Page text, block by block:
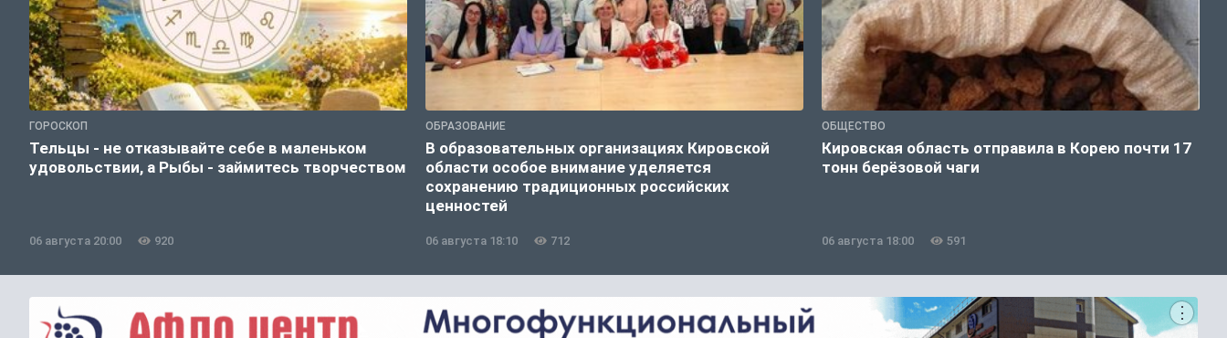
ГОРОСКОП
Тельцы - не отказывайте себе в маленьком
удовольствии, а Рыбы - займитесь творчеством
06 августа 20:00 920
ОБРАЗОВАНИЕ
В образовательных организациях Кировской
области особое внимание уделяется
сохранению традиционных российских
ценностей
06 августа 18:10 712
ОБЩЕСТВО
Кировская область отправила в Корею почти 17
тонн берёзовой чаги
06 августа 18:00 591